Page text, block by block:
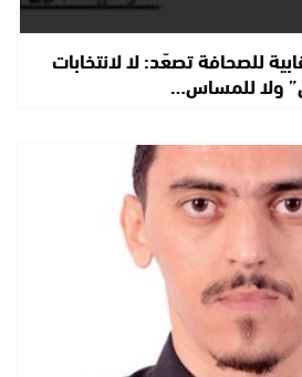
للصحافة تصعّد: لا لانتخابات
ولا للمساس…